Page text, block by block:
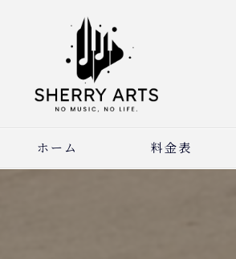
ホーム 料金表